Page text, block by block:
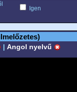
Igen
| Angol nyelvű